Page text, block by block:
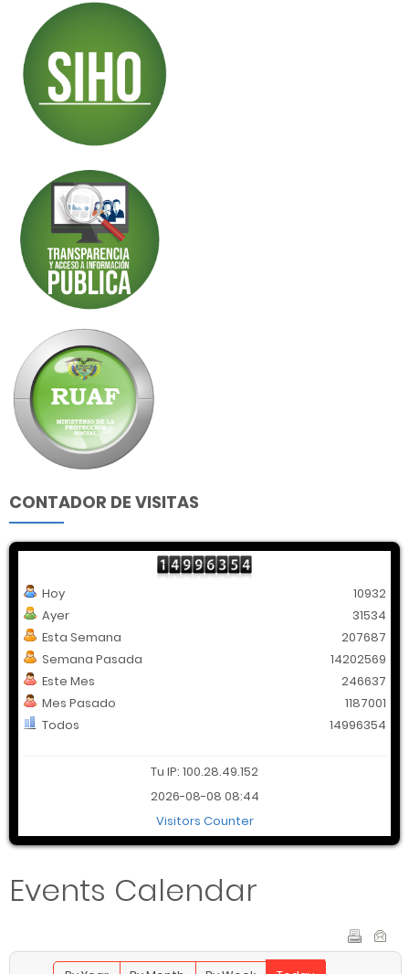
CONTADOR DE VISITAS
Hoy
Ayer
Esta Semana
Semana Pasada
Este Mes
Mes Pasado
Todos
10932
31534
207687
14202569
246637
1187001
14996354
Tu IP: 100.28.49.152
2026-08-08 08:44
Visitors Counter
Events Calendar